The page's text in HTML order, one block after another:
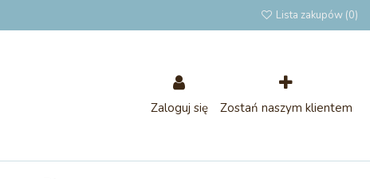
Lista zakupów (0)
Zaloguj się Zostań naszym klientem